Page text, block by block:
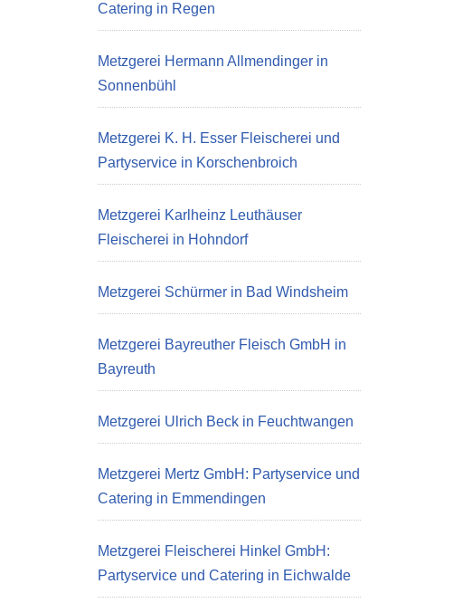
Catering in Regen
Metzgerei Hermann Allmendinger in
Sonnenbühl
Metzgerei K. H. Esser Fleischerei und
Partyservice in Korschenbroich
Metzgerei Karlheinz Leuthäuser
Fleischerei in Hohndorf
Metzgerei Schürmer in Bad Windsheim
Metzgerei Bayreuther Fleisch GmbH in
Bayreuth
Metzgerei Ulrich Beck in Feuchtwangen
Metzgerei Mertz GmbH: Partyservice und
Catering in Emmendingen
Metzgerei Fleischerei Hinkel GmbH:
Partyservice und Catering in Eichwalde